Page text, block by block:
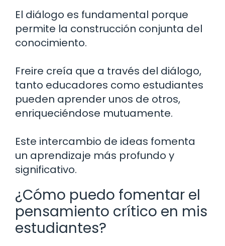
El diálogo es fundamental porque
permite la construcción conjunta del
conocimiento.
Freire creía que a través del diálogo,
tanto educadores como estudiantes
pueden aprender unos de otros,
enriqueciéndose mutuamente.
Este intercambio de ideas fomenta
un aprendizaje más profundo y
significativo.
¿Cómo puedo fomentar el
pensamiento crítico en mis
estudiantes?